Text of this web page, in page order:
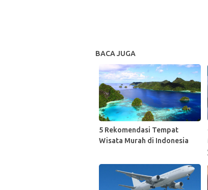
BACA JUGA
5 Rekomendasi Tempat
Wisata Murah di Indonesia